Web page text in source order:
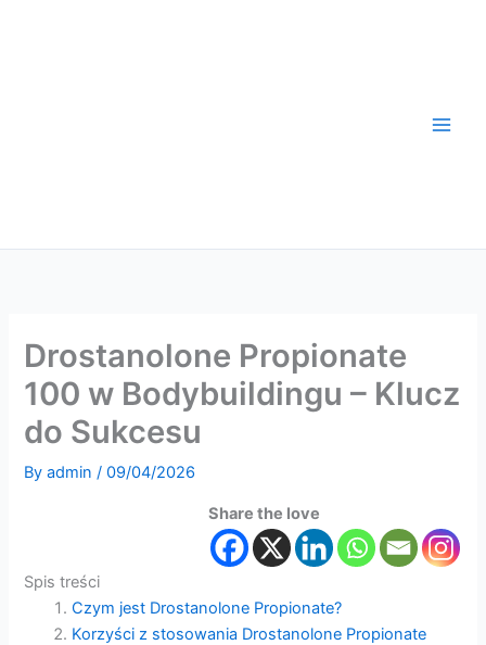
Drostanolone Propionate
100 w Bodybuildingu – Klucz
do Sukcesu
Byadmin/09/04/2026
Share the love
Spis treści
Czym jest Drostanolone Propionate?
Korzyści z stosowania Drostanolone Propionate